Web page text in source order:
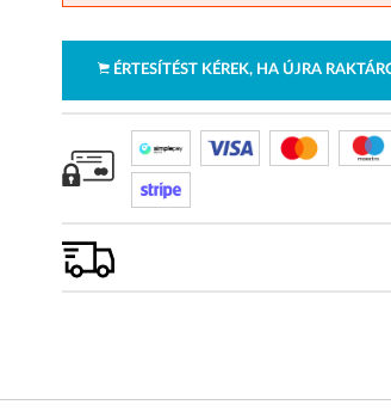
ÉRTESÍTÉST KÉREK, HA ÚJRA